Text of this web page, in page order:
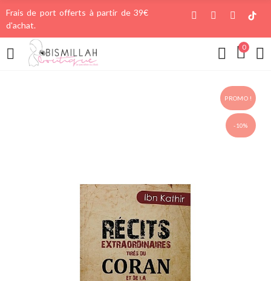
Frais de port offerts à partir de 39€
d'achat.
0
PROMO !
-10%